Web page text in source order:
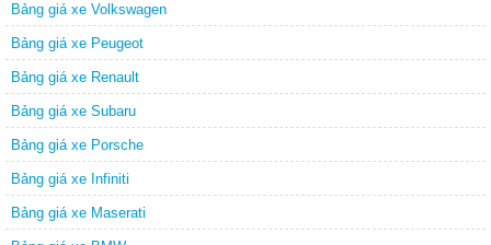
Bảng giá xe Volkswagen
Bảng giá xe Peugeot
Bảng giá xe Renault
Bảng giá xe Subaru
Bảng giá xe Porsche
Bảng giá xe Infiniti
Bảng giá xe Maserati